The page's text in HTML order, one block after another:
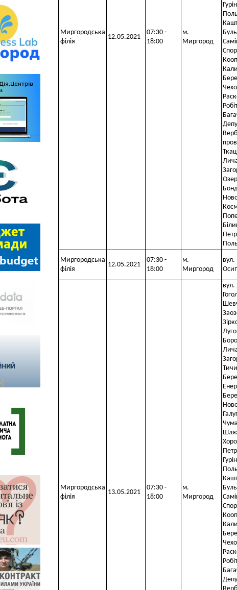
Миргородська
філія
12.05.2021
07:30 -
18:00
м.
Миргород
Миргородська
філія
12.05.2021
07:30 -
18:00
м.
Миргород
вул.
Миргородська
філія
13.05.2021
07:30 -
18:00
м.
Миргород
вул.